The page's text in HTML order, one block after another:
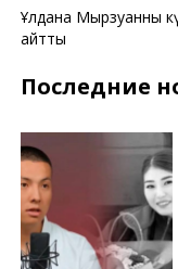
Ұлдана Мырзуанның
айтты
Последние